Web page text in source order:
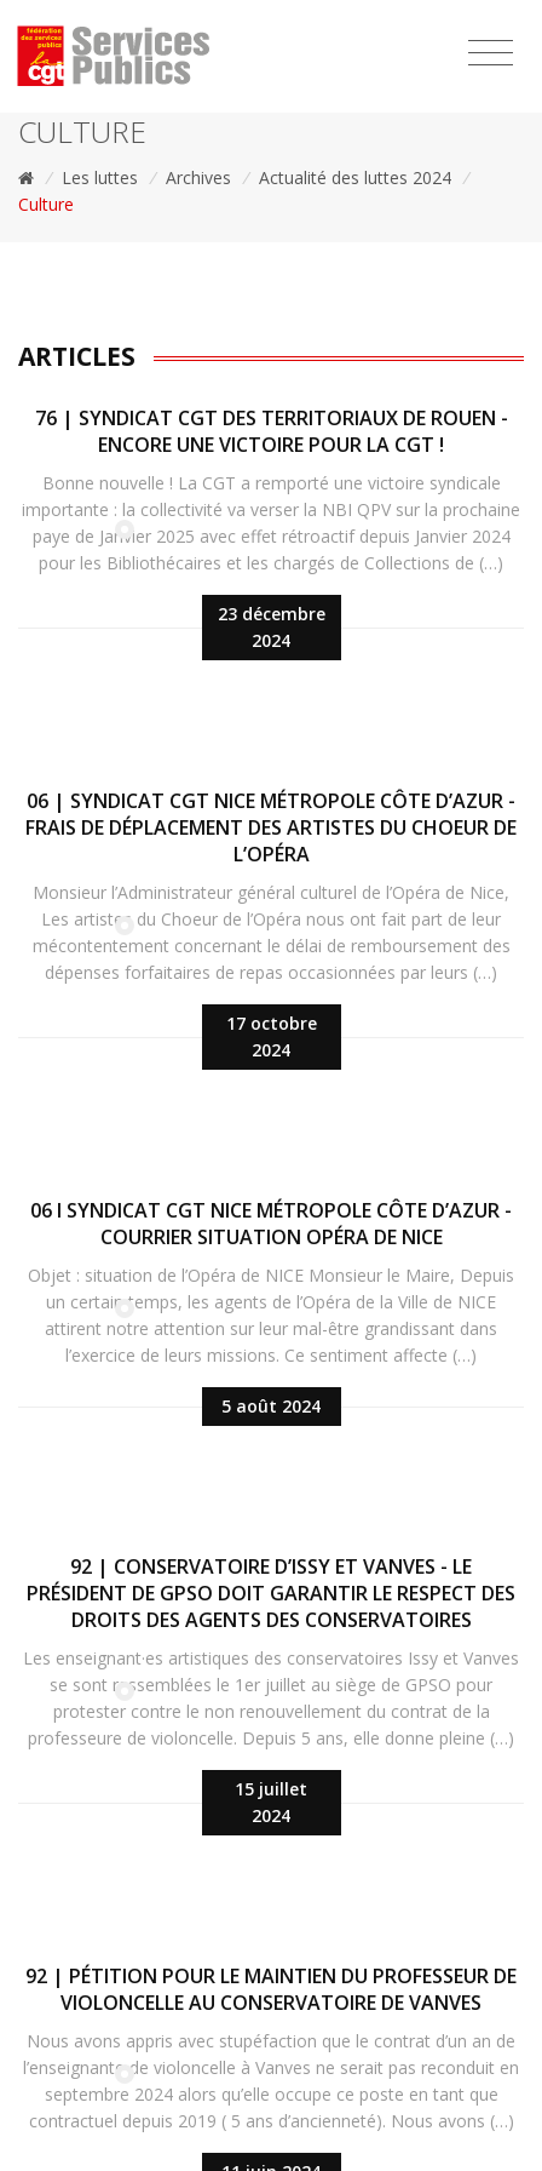
CULTURE
/ Les luttes / Archives / Actualité des luttes 2024 /
Culture
ARTICLES
23 décembre
2024
76 | SYNDICAT CGT DES TERRITORIAUX DE ROUEN -
ENCORE UNE VICTOIRE POUR LA CGT !
Bonne nouvelle ! La CGT a remporté une victoire syndicale
importante : la collectivité va verser la NBI QPV sur la prochaine
paye de Janvier 2025 avec effet rétroactif depuis Janvier 2024
pour les Bibliothécaires et les chargés de Collections de (…)
17 octobre
2024
06 | SYNDICAT CGT NICE MÉTROPOLE CÔTE D’AZUR -
FRAIS DE DÉPLACEMENT DES ARTISTES DU CHOEUR DE
L’OPÉRA
Monsieur l’Administrateur général culturel de l’Opéra de Nice,
Les artistes du Choeur de l’Opéra nous ont fait part de leur
mécontentement concernant le délai de remboursement des
dépenses forfaitaires de repas occasionnées par leurs (…)
5 août 2024
06 I SYNDICAT CGT NICE MÉTROPOLE CÔTE D’AZUR -
COURRIER SITUATION OPÉRA DE NICE
Objet : situation de l’Opéra de NICE Monsieur le Maire, Depuis
un certain temps, les agents de l’Opéra de la Ville de NICE
attirent notre attention sur leur mal-être grandissant dans
l’exercice de leurs missions. Ce sentiment affecte (…)
15 juillet
2024
92 | CONSERVATOIRE D’ISSY ET VANVES - LE
PRÉSIDENT DE GPSO DOIT GARANTIR LE RESPECT DES
DROITS DES AGENTS DES CONSERVATOIRES
Les enseignant·es artistiques des conservatoires Issy et Vanves
se sont rassemblées le 1er juillet au siège de GPSO pour
protester contre le non renouvellement du contrat de la
professeure de violoncelle. Depuis 5 ans, elle donne pleine (…)
92 | PÉTITION POUR LE MAINTIEN DU PROFESSEUR DE
VIOLONCELLE AU CONSERVATOIRE DE VANVES
Nous avons appris avec stupéfaction que le contrat d’un an de
l’enseignante de violoncelle à Vanves ne serait pas reconduit en
septembre 2024 alors qu’elle occupe ce poste en tant que
contractuel depuis 2019 ( 5 ans d’ancienneté). Nous avons (…)